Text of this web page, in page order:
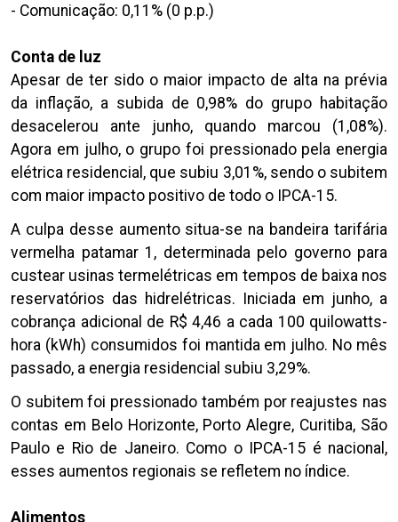
- Comunicação: 0,11% (0 p.p.)
Conta de luz
Apesar de ter sido o maior impacto de alta na prévia
da inflação, a subida de 0,98% do grupo habitação
desacelerou ante junho, quando marcou (1,08%).
Agora em julho, o grupo foi pressionado pela energia
elétrica residencial, que subiu 3,01%, sendo o subitem
com maior impacto positivo de todo o IPCA-15.
A culpa desse aumento situa-se na bandeira tarifária
vermelha patamar 1, determinada pelo governo para
custear usinas termelétricas em tempos de baixa nos
reservatórios das hidrelétricas. Iniciada em junho, a
cobrança adicional de R$ 4,46 a cada 100 quilowatts-
hora (kWh) consumidos foi mantida em julho. No mês
passado, a energia residencial subiu 3,29%.
O subitem foi pressionado também por reajustes nas
contas em Belo Horizonte, Porto Alegre, Curitiba, São
Paulo e Rio de Janeiro. Como o IPCA-15 é nacional,
esses aumentos regionais se refletem no índice.
Alimentos